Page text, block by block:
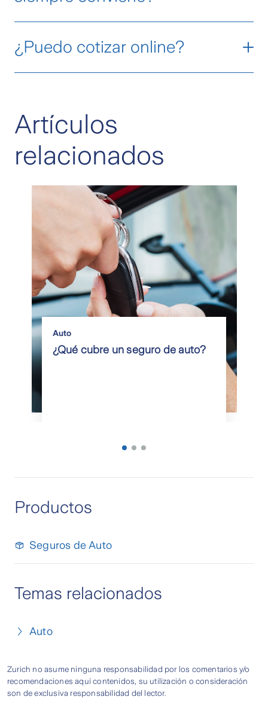
¿Puedo cotizar online?
Artículos
relacionados
Auto
¿Qué cubre un seguro de auto?
Productos
Seguros de Auto
Temas relacionados
Auto
Zurich no asume ninguna responsabilidad por los comentarios y/o
recomendaciones aquí contenidos, su utilización o consideración
son de exclusiva responsabilidad del lector.